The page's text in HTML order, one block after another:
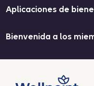
Aplicaciones de
Bienvenida a los